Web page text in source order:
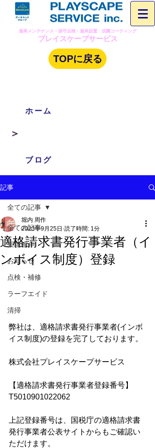
​遊具メンテナンス・保守点検・遊具設置・抗菌コーティング
プレイスケープサービス
TOPに戻る
ホーム
​＞
ブログ
記事
全ての記事
実績紹介
お知らせ
点検・補修
ラーフエイド
清掃
全ての記事
適格請求書発行事業者（イ
ンボイス制度）登録
堀内 周作
2023年9月25日 読了時間: 1分
弊社は、適格請求書発行事業者(インボ
イス制度)の登録を完了しております。
株式会社プレイスケープサービス
【適格請求書発行事業者登録番号】
T5010901022062
上記登録番号は、国税庁の適格請求書
発行事業者公表サイトからもご確認い
ただけます。